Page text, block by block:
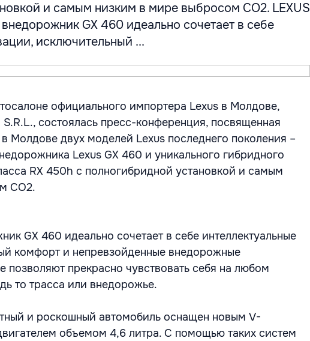
и самым низким в мире выбросом CO2. LEXUS
GX 460 идеально сочетает в себе
исключительный ...
официального импортера Lexus в Молдове,
S.R.L., состоялась пресс-конференция, посвященная
Молдове двух моделей Lexus последнего поколения –
Lexus GX 460 и уникального гибридного
RX 450h с полногибридной установкой и самым
CO2.
GX 460 идеально сочетает в себе интеллектуальные
комфорт и непревзойденные внедорожные
позволяют прекрасно чувствовать себя на любом
то трасса или внедорожье.
и роскошный автомобиль оснащен новым V-
объемом 4,6 литра. С помощью таких систем